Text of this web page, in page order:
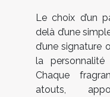
Le choix d’un
delà d’une
d’une
la personnalité
Chaque
atouts,